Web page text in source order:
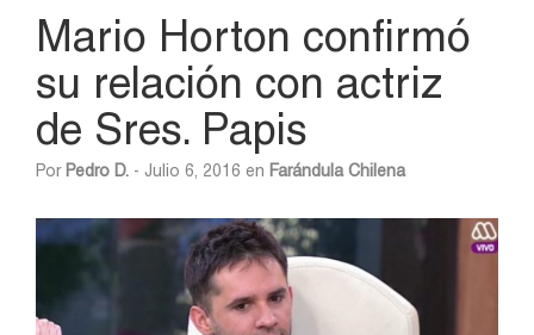
Mario Horton confirmó
su relación con actriz
de Sres. Papis
Por Pedro D. - Julio 6, 2016 en Farándula Chilena